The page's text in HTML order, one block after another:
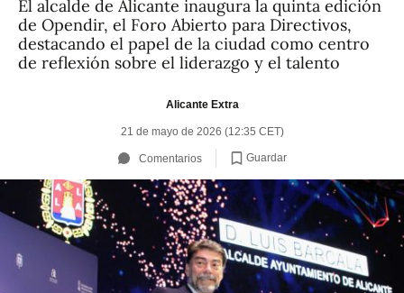
El alcalde de Alicante inaugura la quinta edición
de Opendir, el Foro Abierto para Directivos,
destacando el papel de la ciudad como centro
de reflexión sobre el liderazgo y el talento
Alicante Extra
21 de mayo de 2026 (12:35 CET)
Comentarios Guardar